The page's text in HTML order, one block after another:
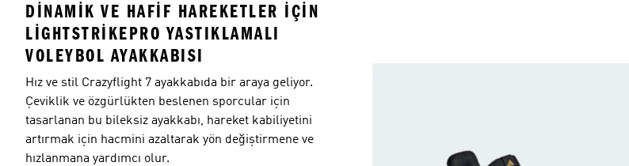
DINAMIK VE HAFIF HAREKETLER IÇIN
LIGHTSTRIKEPRO YASTIKLAMALI
VOLEYBOL AYAKKABISI
Hız ve stil Crazyflight 7 ayakkabıda bir araya geliyor.
Çeviklik ve özgürlükten beslenen sporcular için
tasarlanan bu bileksiz ayakkabı, hareket kabiliyetini
artırmak için hacmini azaltarak yön değiştirmene ve
hızlanmana yardımcı olur.